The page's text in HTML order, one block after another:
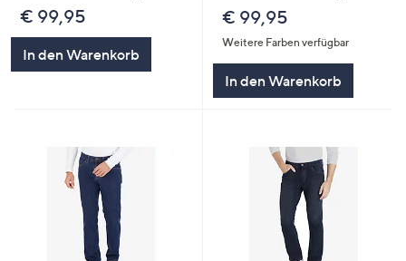
€ 99,95
In den Warenkorb
€ 99,95
Weitere Farben verfügbar
In den Warenkorb